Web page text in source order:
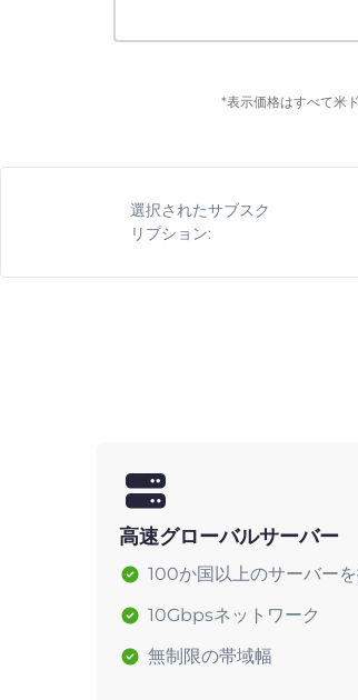
*表示価格はすべて米
選択されたサブスク
リプション:
高速グローバルサーバー
100か国以上のサーバー
10Gbpsネットワーク
無制限の帯域幅